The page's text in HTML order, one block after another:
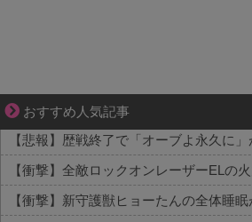
おすすめ人気記事
ゾッとして、ほろりとする奇妙な物語。
【悲報】歴戦終了で「オーブよ永久に
【衝撃】新守護獣ヒョーたんの全体睡